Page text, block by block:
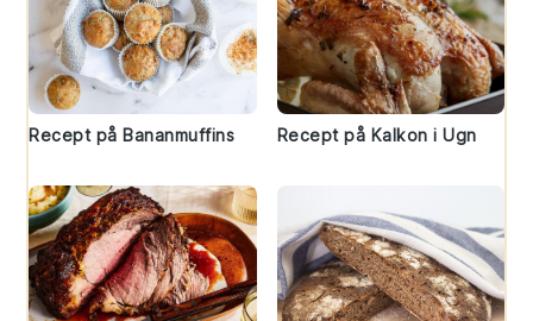
Recept på Bananmuffins Recept på Kalkon i Ugn